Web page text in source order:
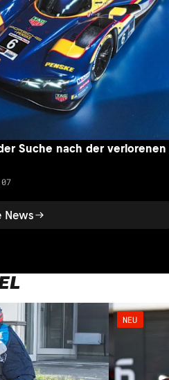
News
Suche nach der verlorenen
NEU